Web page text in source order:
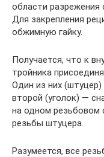
области разрежения
Для закрепления
обжимную гайку.
Получается, что к
тройника
Один из них (штуцер)
второй (уголок) —
на одном резьбовом
резьбы штуцера.
Разумеется, все